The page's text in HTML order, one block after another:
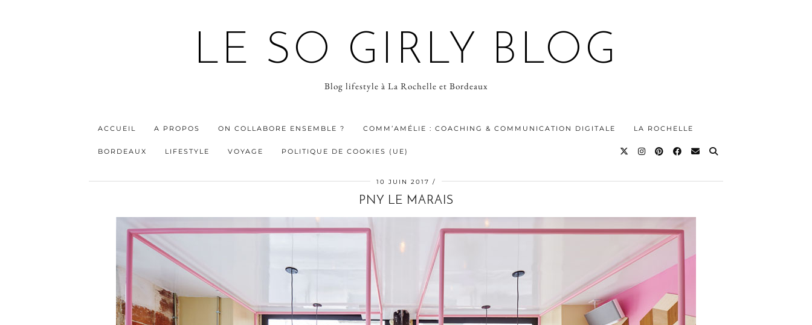
LE SO GIRLY BLOG
Blog lifestyle à La Rochelle et Bordeaux
ACCUEIL A PROPOS ON COLLABORE ENSEMBLE ? COMM’AMÉLIE : COACHING & COMMUNICATION DIGITALE LA ROCHELLE
BORDEAUX LIFESTYLE VOYAGE POLITIQUE DE COOKIES (UE)
10 JUIN 2017
PNY LE MARAIS